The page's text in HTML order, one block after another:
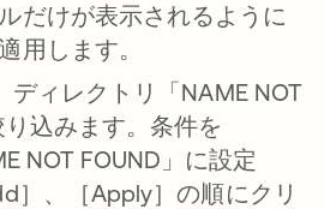
だけが表示されるように
用します。
ディレクトリ「NAME NOT
り込みます。条件を
NOT FOUND」に設定
］、［Apply］の順にクリ